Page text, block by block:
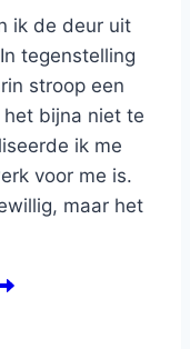
ik de deur uit
tegenstelling
stroop een
bijna niet te
ik me
voor me is.
maar het